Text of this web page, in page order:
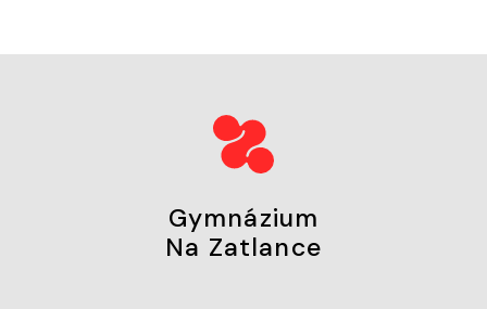
Gymnázium
Na Zatlance